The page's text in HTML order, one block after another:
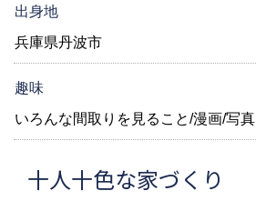
出身地
兵庫県丹波市
趣味
いろんな間取りを見ること/漫画/写真
十人十色な家づくり